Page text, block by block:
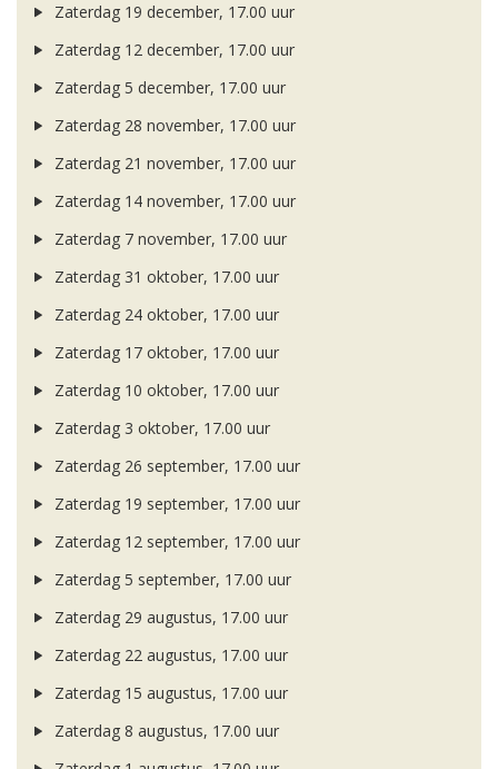
Zaterdag 19 december, 17.00 uur
Zaterdag 12 december, 17.00 uur
Zaterdag 5 december, 17.00 uur
Zaterdag 28 november, 17.00 uur
Zaterdag 21 november, 17.00 uur
Zaterdag 14 november, 17.00 uur
Zaterdag 7 november, 17.00 uur
Zaterdag 31 oktober, 17.00 uur
Zaterdag 24 oktober, 17.00 uur
Zaterdag 17 oktober, 17.00 uur
Zaterdag 10 oktober, 17.00 uur
Zaterdag 3 oktober, 17.00 uur
Zaterdag 26 september, 17.00 uur
Zaterdag 19 september, 17.00 uur
Zaterdag 12 september, 17.00 uur
Zaterdag 5 september, 17.00 uur
Zaterdag 29 augustus, 17.00 uur
Zaterdag 22 augustus, 17.00 uur
Zaterdag 15 augustus, 17.00 uur
Zaterdag 8 augustus, 17.00 uur